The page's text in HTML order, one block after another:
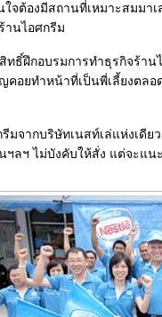
ต้องมีสถานที่เหมาะสมมา
นไอศกรีม
ทธิ์ฝึกอบรมการทำธุรกิจร้
อยทำหน้าที่เป็นพี่เลี้ยงตล
จากบริษัทเนสท์เล่แห่งเดี
ฯลฯ ไม่บังคับให้สั่ง แต่จะแ